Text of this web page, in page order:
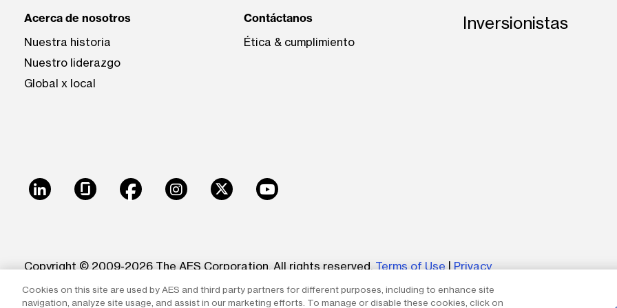
Acerca de nosotros
Nuestra historia
Nuestro liderazgo
Global x local
Contáctanos
Ética & cumplimiento
Inversionistas
LinkedInGlassdoorFacebookInstagram
X Youtube
Copyright © 2009-2026 The AES Corporation. All rights reserved. Terms of Use | Privacy
Reproduction in whole or in part in any form or medium without the express written permission of The AES
Cookies on this site are used by AES and third party partners for different purposes, including to enhance site
navigation, analyze site usage, and assist in our marketing efforts. To manage or disable these cookies, click on